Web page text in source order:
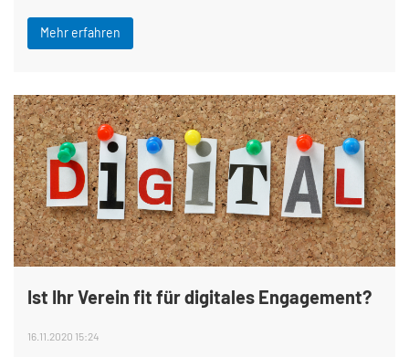
Mehr erfahren
Ist Ihr Verein fit für digitales Engagement?
16.11.2020 15:24